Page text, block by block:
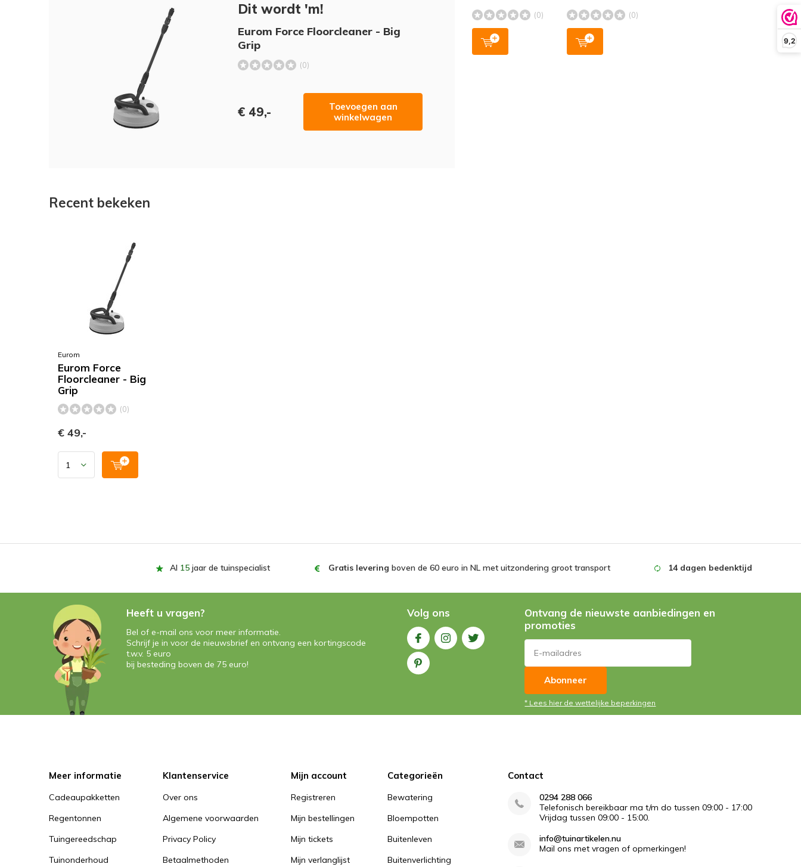
9,2
Dit wordt 'm!
Eurom Force Floorcleaner - Big
Grip
(0)
€ 49,-
Toevoegen aan
winkelwagen
(0) (0)
Recent bekeken
Eurom
Eurom Force
Floorcleaner - Big
Grip
(0)
€ 49,-
Al 15 jaar de tuinspecialist Gratis levering boven de 60 euro in NL met uitzondering groot transport 14 dagen bedenktijd
Heeft u vragen?
Bel of e-mail ons voor meer informatie.
Schrijf je in voor de nieuwsbrief en ontvang een kortingscode
t.w.v. 5 euro
bij besteding boven de 75 euro!
Volg ons
Ontvang de nieuwste aanbiedingen en
promoties
Abonneer
* Lees hier de wettelijke beperkingen
Meer informatie
Cadeaupakketten
Regentonnen
Tuingereedschap
Tuinonderhoud
Klantenservice
Over ons
Algemene voorwaarden
Privacy Policy
Betaalmethoden
Mijn account
Registreren
Mijn bestellingen
Mijn tickets
Mijn verlanglijst
Categorieën
Bewatering
Bloempotten
Buitenleven
Buitenverlichting
Contact
0294 288 066
Telefonisch bereikbaar ma t/m do tussen 09:00 - 17:00
Vrijdag tussen 09:00 - 15:00.
info@tuinartikelen.nu
Mail ons met vragen of opmerkingen!